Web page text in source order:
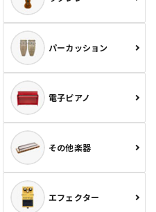
パーカッション
電子ピアノ
その他楽器
エフェクター